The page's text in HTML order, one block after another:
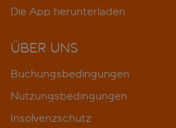
Die App herunterladen
ÜBER UNS
Buchungsbedingungen
Nutzungsbedingungen
Insolvenzschutz